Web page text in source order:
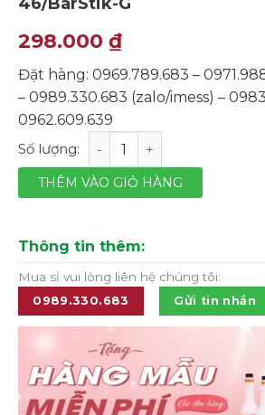
of
298.000 ₫
Đặt hàng: 0969.789.683 –
– 0989.330.683 (zalo/imess) –
0962.609.639
Chày dầm Libbey BarStik màu
THÊM VÀO GIỎ HÀNG
Thông tin thêm:
Mua sỉ vui lòng liên hệ chúng tôi:
0989.330.683 Gửi tin nhắn